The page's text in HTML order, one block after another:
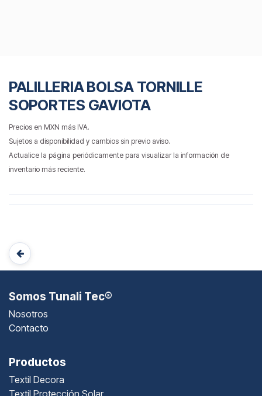
PALILLERIA BOLSA TORNILLE
SOPORTES GAVIOTA
Precios en MXN más IVA.
Sujetos a disponibilidad y cambios sin previo aviso.
Actualice la página periódicamente para visualizar la información de
inventario más reciente.
Somos Tunali Tec®
Nosotros
Contacto
Productos
Textil Decora
Textil Protección Solar